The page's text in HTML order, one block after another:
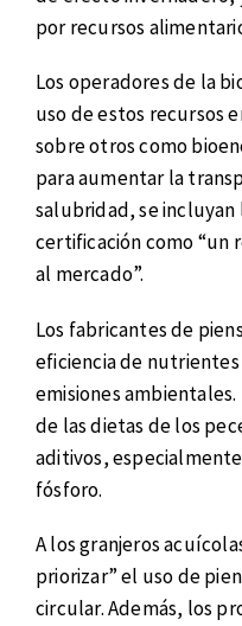
por recursos
Los operadores de la
uso de estos recursos
sobre otros como
para aumentar la
salubridad, se incluyan
certificación como “un
al mercado”.
Los fabricantes de
eficiencia de
emisiones
de las dietas de los
aditivos,
fósforo.
A los granjeros
priorizar” el uso de
circular. Además, los